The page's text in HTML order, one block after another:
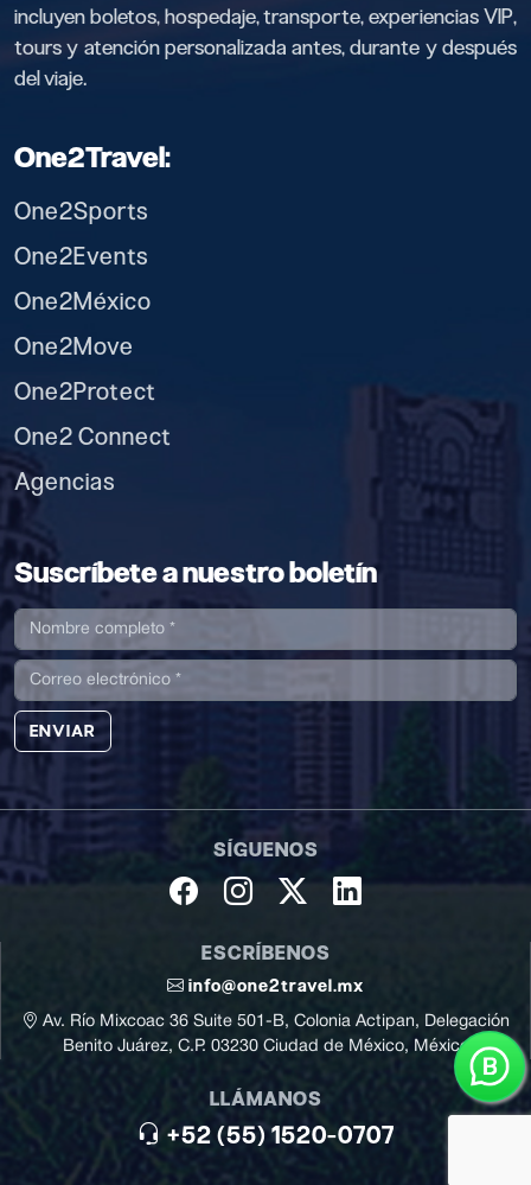
incluyen boletos, hospedaje, transporte, experiencias VIP,
tours y atención personalizada antes, durante y después
del viaje.
One2Travel:
One2Sports
One2Events
One2México
One2Move
One2Protect
One2 Connect
Agencias
Suscríbete a nuestro boletín
ENVIAR
SÍGUENOS
ESCRÍBENOS
info@one2travel.mx
Av. Río Mixcoac 36 Suite 501-B, Colonia Actipan, Delegación
Benito Juárez, C.P. 03230 Ciudad de México, México
LLÁMANOS
+52 (55) 1520-0707